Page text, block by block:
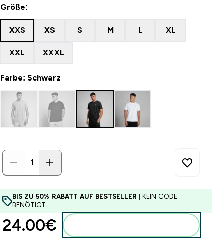
Größe:
XXS XS S M L XL
XXL XXXL
Farbe: Schwarz
BIS ZU 50% RABATT AUF BESTSELLER | KEIN CODE
BENÖTIGT
24.00€‎